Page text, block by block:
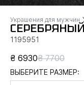
Украшения для мужчин
1195951
₴ 6930₴ 7700
ВЫБЕРИТЕ РАЗМЕР: